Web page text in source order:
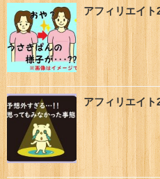
アフィリエイト
アフィリエイト